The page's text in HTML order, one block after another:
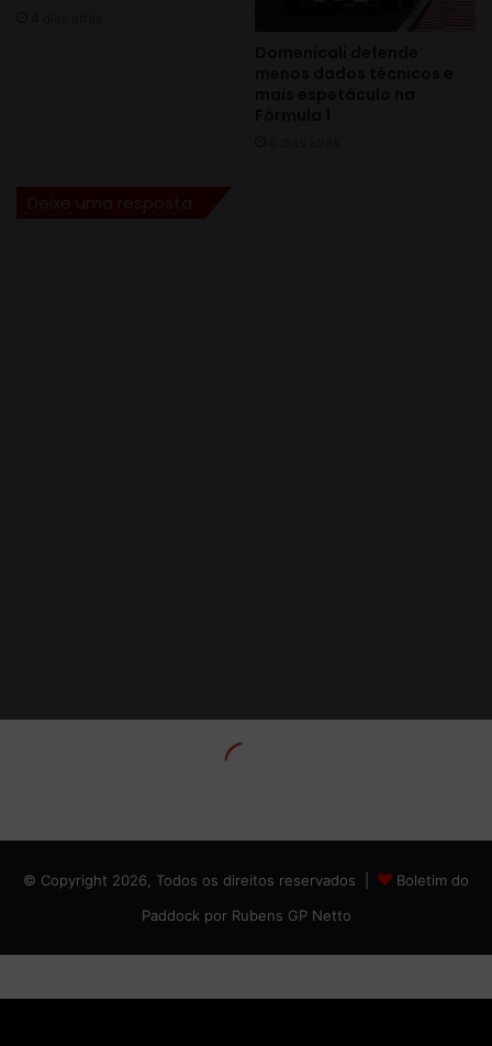
© Copyright 2026, Todos os direitos reservados |
Boletim do
Paddock por Rubens GP Netto